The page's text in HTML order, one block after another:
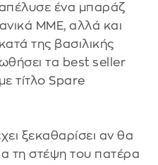
ένα μπαράζ
ΜΜΕ, αλλά και
της βασιλικής
τα best seller
τίτλο Spare
ξεκαθαρίσει αν θα
τη στέψη του πατέρα